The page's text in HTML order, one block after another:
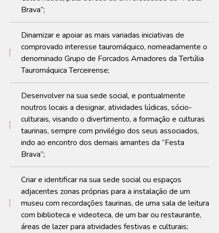
Brava”;
Dinamizar e apoiar as mais variadas iniciativas de
comprovado interesse tauromáquico, nomeadamente o
denominado Grupo de Forcados Amadores da Tertúlia
Tauromáquica Terceirense;
Desenvolver na sua sede social, e pontualmente
noutros locais a designar, atividades lúdicas, sócio-
culturais, visando o divertimento, a formação e culturas
taurinas, sempre com privilégio dos seus associados,
indo ao encontro dos demais amantes da “Festa
Brava”;
Criar e identificar na sua sede social ou espaços
adjacentes zonas próprias para a instalação de um
museu com recordações taurinas, de uma sala de leitura
com biblioteca e videoteca, de um bar ou restaurante,
áreas de lazer para atividades festivas e culturais;